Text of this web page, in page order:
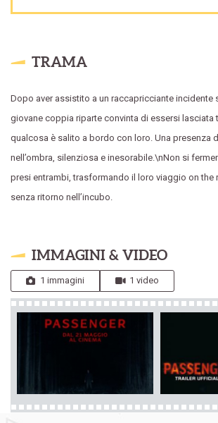
TRAMA
Dopo aver assistito a un raccapricciante incidente
giovane coppia riparte convinta di essersi lasciata
qualcosa è salito a bordo con loro. Una presenza
nell’ombra, silenziosa e inesorabile.\nNon si
presi entrambi, trasformando il loro viaggio on the
senza ritorno nell’incubo.
IMMAGINI & VIDEO
1 immagini 1 video